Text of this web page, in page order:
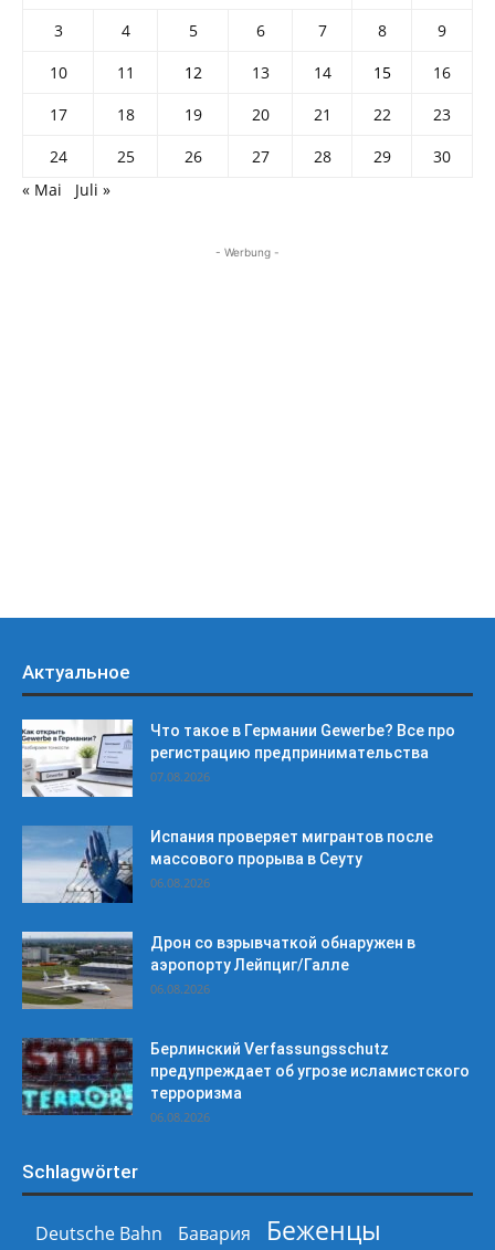
3
4 5 6 7 8
9
10
11 12 13 14 15
16
17
18 19 20 21 22
23
24
25 26 27 28 29
30
« Mai
Juli »
- Werbung -
Актуальное
Что такое в Германии Gewerbe? Все про
регистрацию предпринимательства
07.08.2026
Испания проверяет мигрантов после
массового прорыва в Сеуту
06.08.2026
Дрон со взрывчаткой обнаружен в
аэропорту Лейпциг/Галле
06.08.2026
Берлинский Verfassungsschutz
предупреждает об угрозе исламистского
терроризма
06.08.2026
Schlagwörter
Deutsche Bahn Бавария
Беженцы